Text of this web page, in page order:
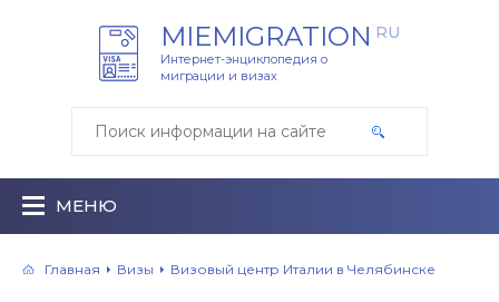
MIEMIGRATION RU
Интернет-энциклопедия о
миграции и визах
МЕНЮ
Главная Визы Визовый центр Италии в Челябинске